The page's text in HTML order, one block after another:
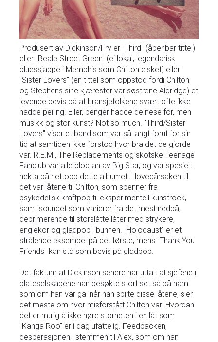
Produsert av Dickinson/Fry er "Third" (åpenbar tittel)
eller "Beale Street Green" (ei lokal, legendarisk
bluessjappe i Memphis som Chilton elsket) eller
"Sister Lovers" (en tittel som oppstod fordi Chilton
og Stephens sine kjærester var søstrene Aldridge) et
levende bevis på at bransjefolkene svært ofte ikke
hadde peiling. Eller, penger hadde de nese for, men
musikk og stor kunst? Not so much. "Third/Sister
Lovers" viser et band som var så langt forut for sin
tid at samtiden ikke forstod hvor bra det de gjorde
var. R.E.M., The Replacements og skotske Teenage
Fanclub var alle blodfan av Big Star, og var spesielt
hekta på nettopp dette albumet. Hovedårsaken til
det var låtene til Chilton, som spenner fra
psykedelisk kraftpop til eksperimentell kunstrock,
samt soundet som varierer fra det mest nedpå,
deprimerende til storslåtte låter med strykere,
englekor og gladpop i bunnen. "Holocaust" er et
strålende eksempel på det første, mens "Thank You
Friends" kan stå som bevis på gladpop.
Det faktum at Dickinson senere har uttalt at sjefene i
plateselskapene han besøkte stort set så på ham
som om han var gal når han spilte disse låtene, sier
det meste om hvor misforstått Chilton var. Hvordan
det er mulig å ikke høre storheten i en låt som
"Kanga Roo" er i dag ufattelig. Feedbacken,
desperasjonen i stemmen til Alex, som om han